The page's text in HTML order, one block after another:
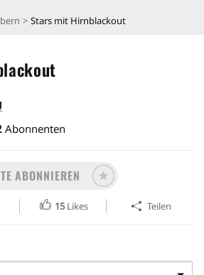
Stars mit Hirnblackout
Abonnenten
ABONNIEREN
15 Likes Teilen